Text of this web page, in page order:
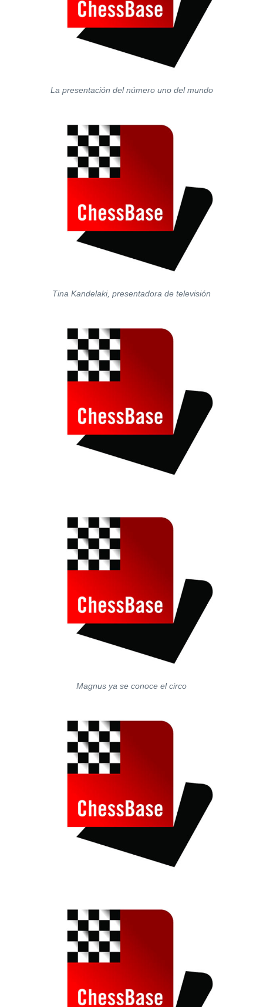
La presentación del número uno del mundo
Tina Kandelaki, presentadora de televisión
Magnus ya se conoce el circo